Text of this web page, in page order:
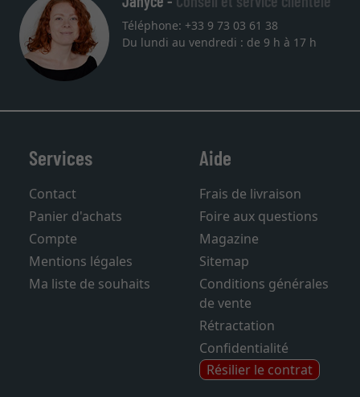
Téléphone: +33 9 73 03 61 38
Du lundi au vendredi : de 9 h à 17 h
Services
Contact
Panier d'achats
Compte
Mentions légales
Ma liste de souhaits
Aide
Frais de livraison
Foire aux questions
Magazine
Sitemap
Conditions générales
de vente
Rétractation
Confidentialité
Résilier le contrat